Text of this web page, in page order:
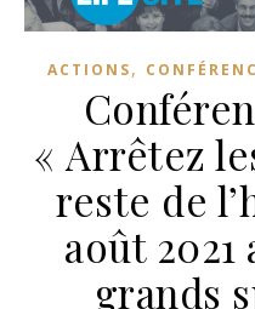
ACTIONS,
« Arrêtez
reste de
août 2021
grands